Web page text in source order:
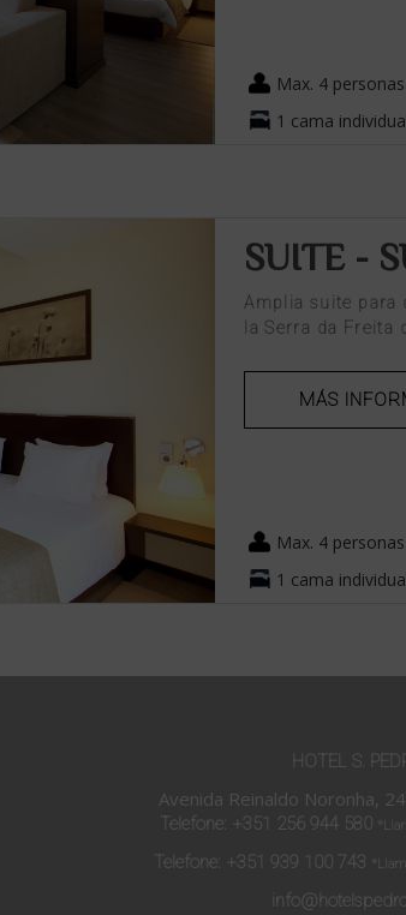
Max. 4 personas
1 cama
SUITE -
Amplia suite para
la Serra da Freita
MÁS
Max. 4 personas
1 cama
HOTEL S.
Avenida Reinaldo Noronha,
Telefone: +351 256 944 580
Telefone: +351 939 100 743